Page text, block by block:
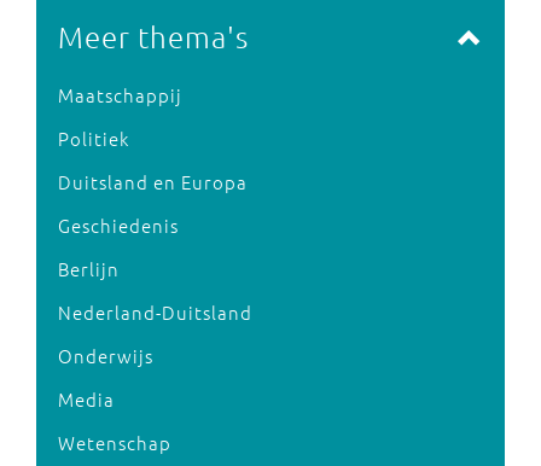
Meer thema's
Maatschappij
Politiek
Duitsland en Europa
Geschiedenis
Berlijn
Nederland-Duitsland
Onderwijs
Media
Wetenschap